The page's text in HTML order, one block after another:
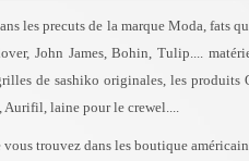
les precuts de la marque Moda, fats
John James, Bohin, Tulip....
de sashiko originales, les produits
laine pour le crewel....
trouvez dans les boutique